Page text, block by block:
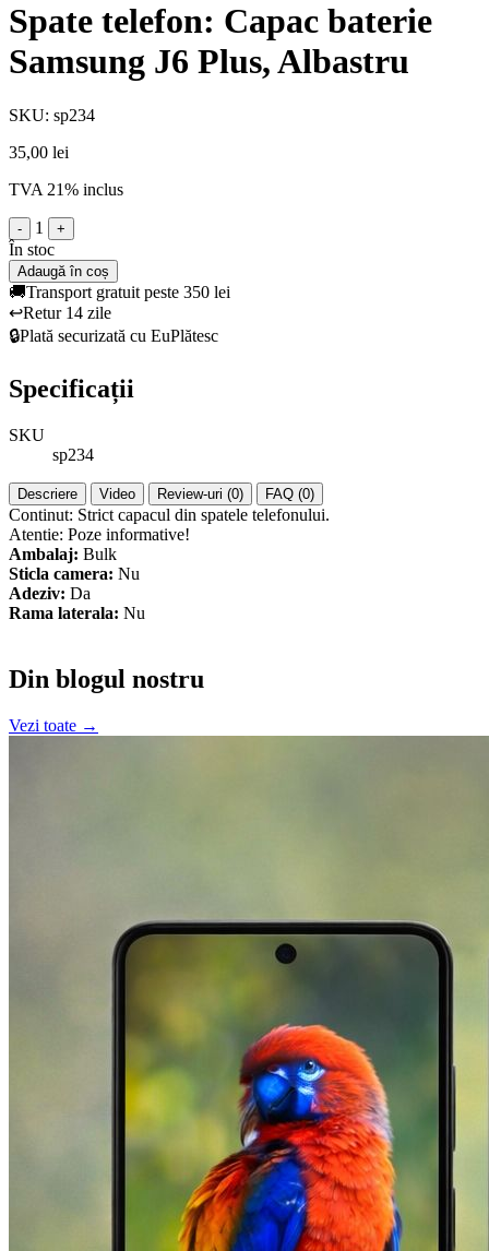
Spate telefon: Capac baterie
Samsung J6 Plus, Albastru
SKU: sp234
35,00 lei
TVA 21% inclus
- 1 +
În stoc
Adaugă în coș
🚚Transport gratuit peste 350 lei
↩️Retur 14 zile
🔒Plată securizată cu EuPlătesc
Specificații
SKU
sp234
Descriere Video Review-uri (0) FAQ (0)
Continut: Strict capacul din spatele telefonului.
Atentie: Poze informative!
Ambalaj: Bulk
Sticla camera: Nu
Adeziv: Da
Rama laterala: Nu
Din blogul nostru
Vezi toate →